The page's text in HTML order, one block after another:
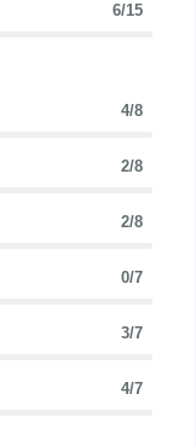
6/15
4/8
2/8
2/8
0/7
3/7
4/7